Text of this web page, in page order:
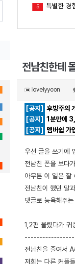
5 특별한 경
전남친한테
lovelyyoon
[공지] 후방주의
[공지] 1분만에
[공지]
멤버쉽 가
우선 글을 쓰기에
전남친 폰을 보다
아무튼 이 일은 잘
전남친이 했던 말
댓글로 능욕해주
1,2편 올렸다가 귀
전남친을 줄여서
저희는 다른 커플